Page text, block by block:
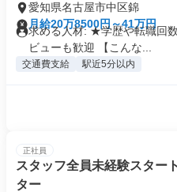
愛知県名古屋市中区錦
月給20万8500円～41万円
求める人材: ★学歴や転職回
ビューも歓迎 【こんな...
交通費支給 駅近5分以内
正社員
スタッフ全員未経験スター
ター